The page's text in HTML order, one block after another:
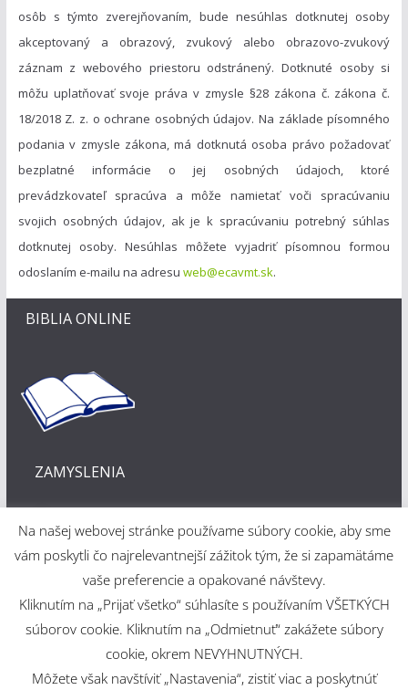
osôb s týmto zverejňovaním, bude nesúhlas dotknutej osoby
akceptovaný a obrazový, zvukový alebo obrazovo-zvukový
záznam z webového priestoru odstránený. Dotknuté osoby si
môžu uplatňovať svoje práva v zmysle §28 zákona č. zákona č.
18/2018 Z. z. o ochrane osobných údajov. Na základe písomného
podania v zmysle zákona, má dotknutá osoba právo požadovať
bezplatné informácie o jej osobných údajoch, ktoré
prevádzkovateľ spracúva a môže namietať voči spracúvaniu
svojich osobných údajov, ak je k spracúvaniu potrebný súhlas
dotknutej osoby. Nesúhlas môžete vyjadriť písomnou formou
odoslaním e-mailu na adresu web@ecavmt.sk.
BIBLIA ONLINE
ZAMYSLENIA
Webové riešenie
Martin Šajdák
Na našej webovej stránke používame súbory cookie, aby sme
vám poskytli čo najrelevantnejší zážitok tým, že si zapamätáme
vaše preferencie a opakované návštevy.
Kliknutím na „Prijať všetko“ súhlasíte s používaním VŠETKÝCH
súborov cookie. Kliknutím na „Odmietnuť“ zakážete súbory
cookie, okrem NEVYHNUTNÝCH.
Môžete však navštíviť „Nastavenia“, zistiť viac a poskytnúť